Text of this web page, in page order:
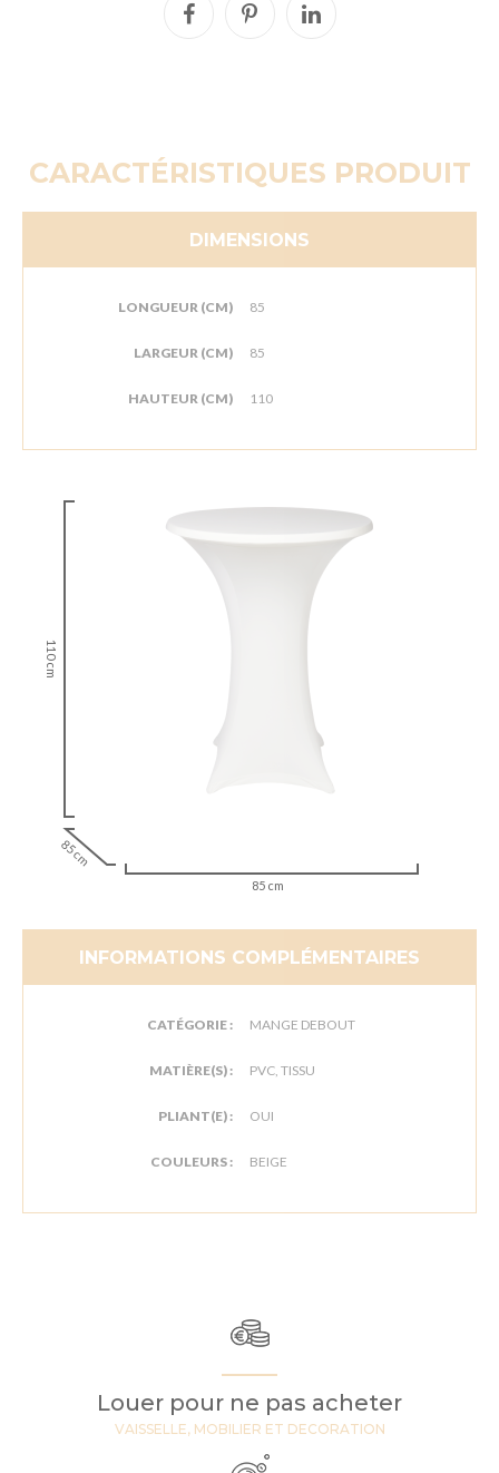
CARACTÉRISTIQUES PRODUIT
DIMENSIONS
LONGUEUR (CM) 85
LARGEUR (CM) 85
HAUTEUR (CM) 110
110 cm
85 cm
85 cm
INFORMATIONS COMPLÉMENTAIRES
CATÉGORIE : MANGE DEBOUT
MATIÈRE(S) : PVC, TISSU
PLIANT(E) : OUI
COULEURS : BEIGE
Louer pour ne pas acheter
VAISSELLE, MOBILIER ET DECORATION